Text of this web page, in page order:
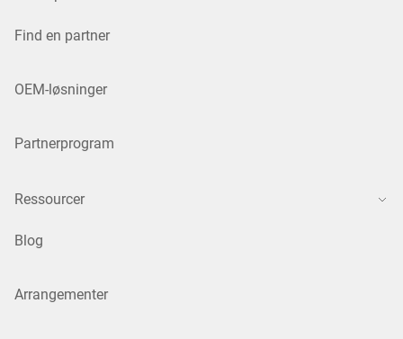
Find en partner
OEM-løsninger
Partnerprogram
Ressourcer
Blog
Arrangementer